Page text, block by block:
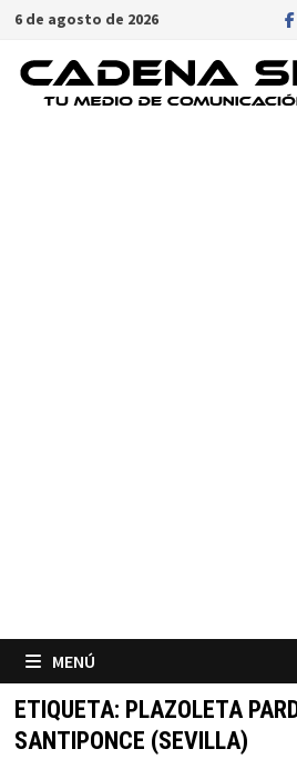
Saltar
contenido
6 de agosto de 2026
MENÚ
ETIQUETA: PLAZOLETA
SANTIPONCE (SEVILLA)